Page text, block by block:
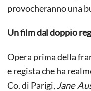
provocheranno una
Un film dal doppio
Opera prima della
e regista che ha
Co. di Parigi, Jane